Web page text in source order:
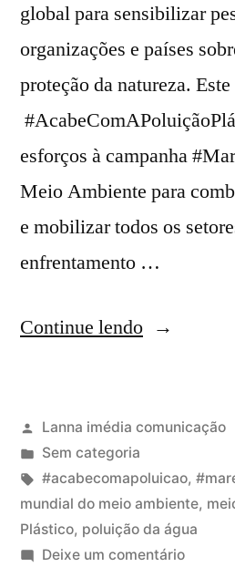
global para sensibilizar
organizações e países
proteção da natureza.
esforços à campanha
Meio Ambiente para
e mobilizar todos os
enfrentamento …
Continue lendo“Semana
Meio
Ambiente”
Publicado
por
Lanna imédia comunicação
Publicado
em
Sem categoria
Tags:
#acabecomapoluicao,
mundial do meio ambiente,
Plástico, poluição da água
Deixe um comentárioem